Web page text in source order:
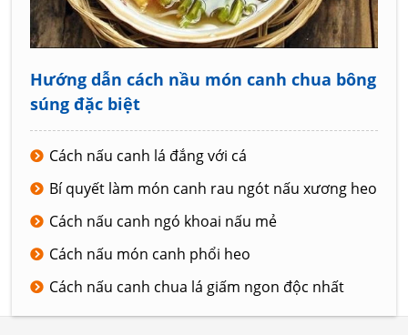
Hướng dẫn cách nầu món canh chua bông
súng đặc biệt
Cách nấu canh lá đắng với cá
Bí quyết làm món canh rau ngót nấu xương heo
Cách nấu canh ngó khoai nấu mẻ
Cách nấu món canh phổi heo
Cách nấu canh chua lá giấm ngon độc nhất